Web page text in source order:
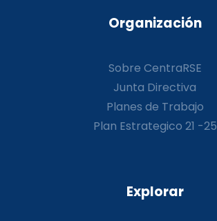
Organización
Sobre CentraRSE
Junta Directiva
Planes de Trabajo
Plan Estrategico 21 -25
Explorar